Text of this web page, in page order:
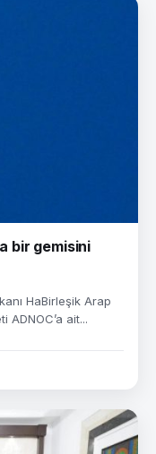
bir gemisini
HaBirleşik Arap
ADNOC’a ait...